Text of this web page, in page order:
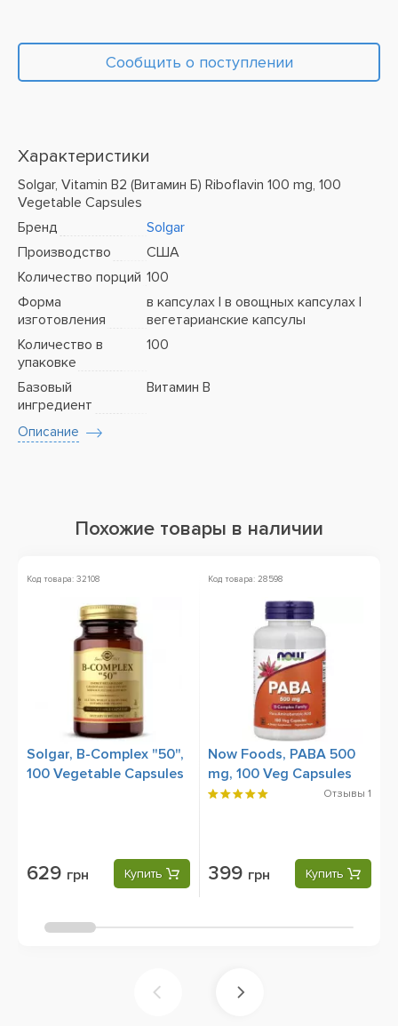
Сообщить о поступлении
Характеристики
Solgar, Vitamin B2 (Витамин Б) Riboflavin 100 mg, 100
Vegetable Capsules
Бренд
Solgar
Производство
США
Количество порций 100
Форма
изготовления
в капсулах | в овощных капсулах |
вегетарианские капсулы
Количество в
упаковке
100
Базовый
ингредиент
Витамин B
Описание
Похожие товары в наличии
Код товара: 32108
Solgar, B-Complex "50",
100 Vegetable Capsules
629 грн Купить
Код товара: 28598
Now Foods, PABA 500
mg, 100 Veg Capsules
Отзывы 1
399 грн Купить